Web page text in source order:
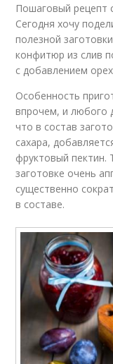
Пошаговый рецепт
Сегодня хочу
полезной
конфитюр из слив
с добавлением
Особенность
впрочем, и любого
что в состав
сахара,
фруктовый пектин.
заготовке очень
существенно
в составе.